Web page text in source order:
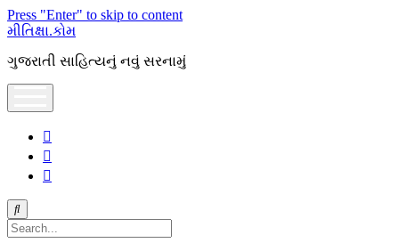
Press "Enter" to skip to content
મીતિક્ષા.કોમ
ગુજરાતી સાહિત્યનું નવું સરનામું
Search